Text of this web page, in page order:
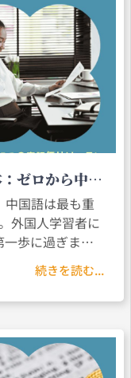
ゼロから中国
5つの高評価
国語は最も重
外国人学習者に
歩に過ぎませ
は、職場での
交渉などで自分
続きを読む...